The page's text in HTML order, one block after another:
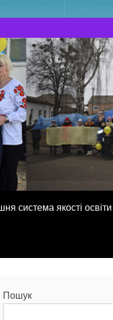
система якості освіти
Пошук